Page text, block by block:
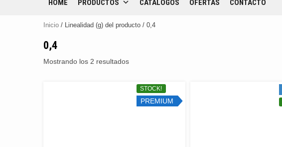
HOME PRODUCTOS CATÁLOGOS OFERTAS CONTACTO
Inicio / Linealidad (g) del producto / 0,4
0,4
Mostrando los 2 resultados
STOCK!
PREMIUM